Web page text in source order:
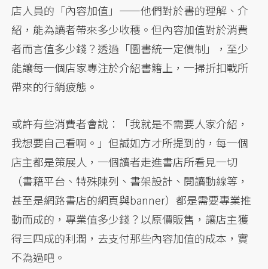
店人員的「內容加值」——他們對於書的理解、介
紹，能為讀者帶來多少收穫。但內容加值對於消費
者而言值多少錢？透過「圖書統一定價制」，至少
能讓每一個店家專注於介紹書籍上，一掃折扣戰所
帶來的行銷疲態。
或許有些消費者會說：「我就是不需要人家介紹，
我想要自己看啊。」但誠如方才所提到的，每一個
店主都是策展人，一個讀者走進書店所看見一切
（書籍平台、特殊陳列、書架設計、閱讀動線等，
甚至是網路書店的網頁與banner）都是需要專業推
動而成的，專業值多少錢？以原價販售，讓店主獲
得三四成的利潤，去支付那些內容加值的成本，實
不為過吧。